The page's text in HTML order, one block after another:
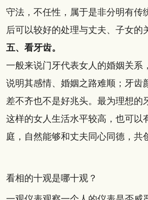
守法，不任性，属于是非分明有传
后可以较好的处理与丈夫、子女的
五、看牙齿。
一般来说门牙代表女人的婚姻关系
说明其感情、婚姻之路难顺；牙齿
差不齐也不是好兆头。最为理想的
这样的女人生活水平较高，也可以
庭，自然能够和丈夫同心同德，共
看相的十观是哪十观？